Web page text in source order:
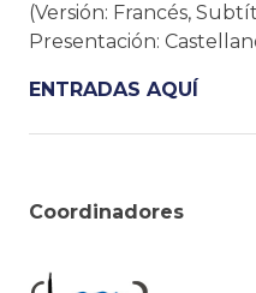
(Versión: Francés,
Presentación:
ENTRADAS AQUÍ
Coordinadores